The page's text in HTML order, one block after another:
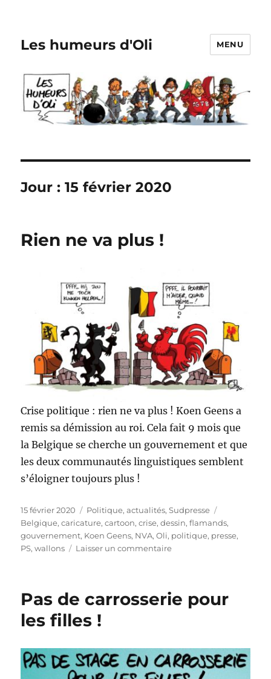
Les humeurs d'Oli MENU
Jour :15 février 2020
Rien ne va plus !
Crise politique : rien ne va plus ! Koen Geens a
remis sa démission au roi. Cela fait 9 mois que
la Belgique se cherche un gouvernement et que
les deux communautés linguistiques semblent
s’éloigner toujours plus !
Publié
le
15 février 2020 Catégories
Politique, actualités,Sudpresse
Belgique,caricature,cartoon,crise,dessin,flamands,
gouvernement, Koen Geens, NVA,Oli, politique, presse,
PS,wallons Laisser un commentairesur
plus
Pas de carrosserie pour
les filles !